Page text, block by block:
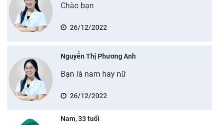
Chào bạn
26/12/2022
Nguyễn Thị Phương Anh
Bạn là nam hay nữ
26/12/2022
Nam, 33 tuổi